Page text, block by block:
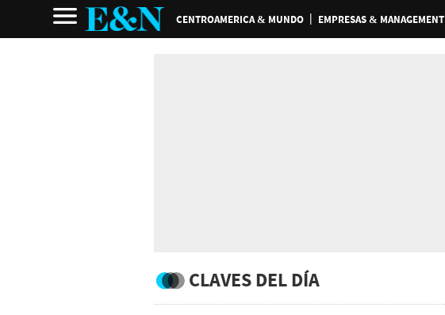
CENTROAMERICA & MUNDO EMPRESAS & MANAGEMENT
CLAVES DEL DÍA